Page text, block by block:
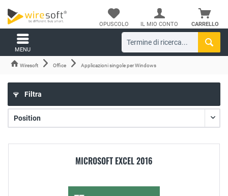
CARRELLO
OPUSCOLO IL MIO CONTO
MENU
Wiresoft Office Applicazioni singole per Windows
Filtra
MICROSOFT EXCEL 2016